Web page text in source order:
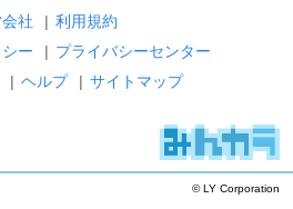
社 | 利用規約
ー
| プライバシーセンター
| ヘルプ | サイトマップ
© LY Corporation